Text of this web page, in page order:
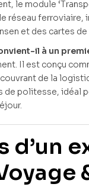
le module
réseau ferroviaire,
et des cartes
il à un
Il est conçu
de la
de politesse, idéal
d’un